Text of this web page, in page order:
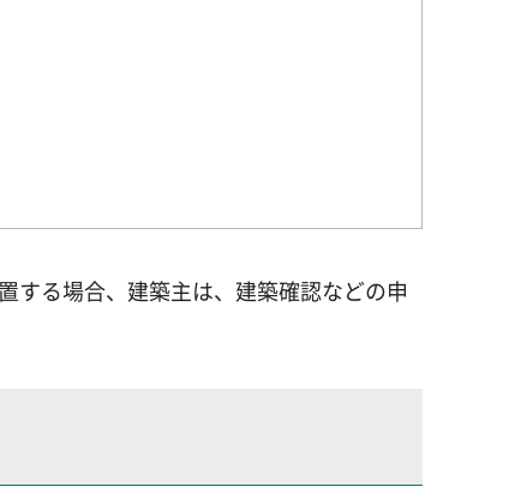
する場合、建築主は、建築確認などの申